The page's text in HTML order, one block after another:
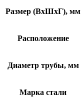
Размер (ВxШxГ), мм
Расположение
Диаметр трубы, мм
Марка стали